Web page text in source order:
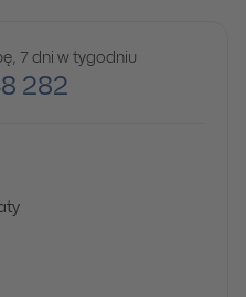
7 dni w tygodniu
282